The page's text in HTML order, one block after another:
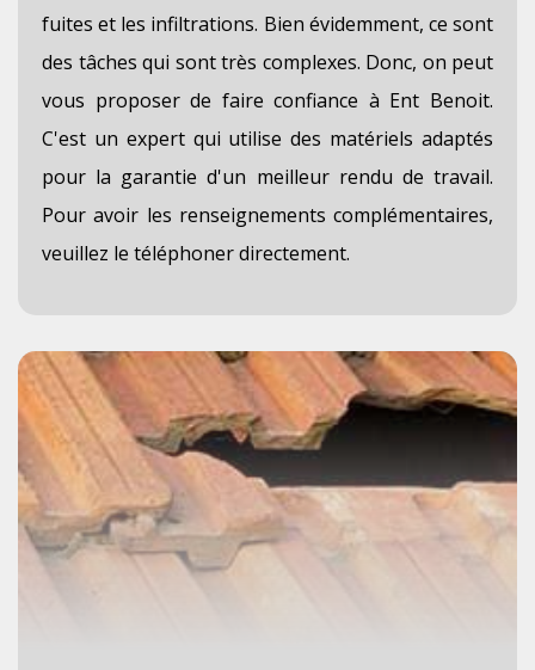
fuites et les infiltrations. Bien évidemment, ce sont
des tâches qui sont très complexes. Donc, on peut
vous proposer de faire confiance à Ent Benoit.
C'est un expert qui utilise des matériels adaptés
pour la garantie d'un meilleur rendu de travail.
Pour avoir les renseignements complémentaires,
veuillez le téléphoner directement.